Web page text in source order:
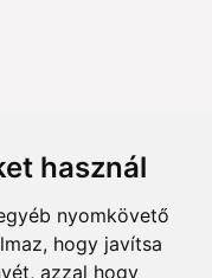
használ
nyomkövető
hogy javítsa
azzal hogy